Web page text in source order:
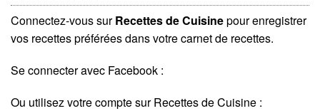
Connectez-vous surRecettes de Cuisinepour enregistrer
vos recettes préférées dans votre carnet de recettes.
Se connecter avec Facebook :
Ou utilisez votre compte sur Recettes de Cuisine :